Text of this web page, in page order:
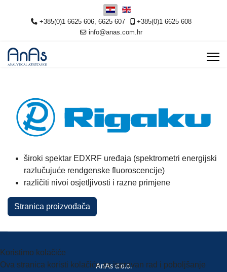
Odaberite svoj jezik
+385(0)1 6625 606, 6625 607
+385(0)1 6625 608
info@anas.com.hr
široki spektar EDXRF uređaja (spektrometri energijski
razlučujuće rendgenske fluoroscencije)
različiti nivoi osjetljivosti i razne primjene
Stranica proizvođača
AnAs d.o.o.
Koristimo kolačiće
Ova stranica koristi kolačiće za ispravan rad i poboljšanje